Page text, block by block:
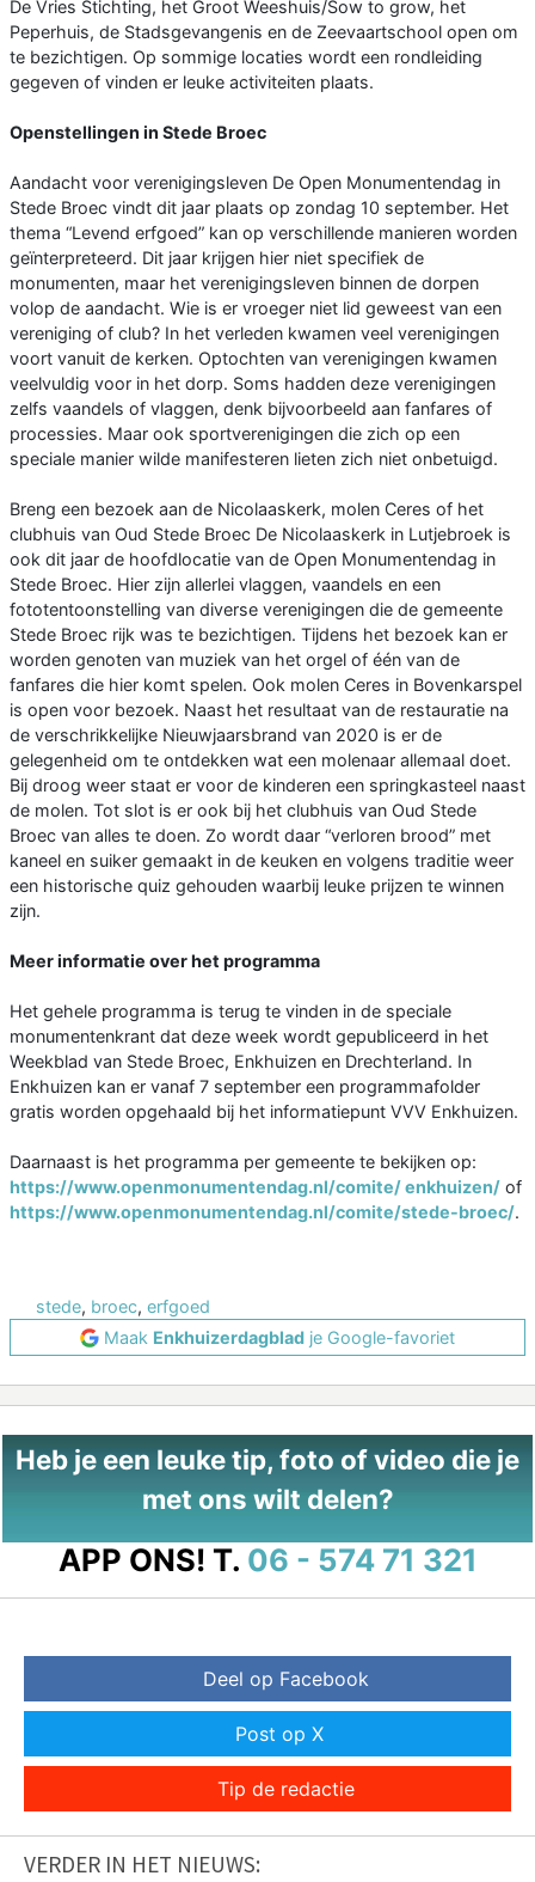
De Vries Stichting, het Groot Weeshuis/Sow to grow, het
Peperhuis, de Stadsgevangenis en de Zeevaartschool open om
te bezichtigen. Op sommige locaties wordt een rondleiding
gegeven of vinden er leuke activiteiten plaats.
Openstellingen in Stede Broec
Aandacht voor verenigingsleven De Open Monumentendag in
Stede Broec vindt dit jaar plaats op zondag 10 september. Het
thema “Levend erfgoed” kan op verschillende manieren worden
geïnterpreteerd. Dit jaar krijgen hier niet specifiek de
monumenten, maar het verenigingsleven binnen de dorpen
volop de aandacht. Wie is er vroeger niet lid geweest van een
vereniging of club? In het verleden kwamen veel verenigingen
voort vanuit de kerken. Optochten van verenigingen kwamen
veelvuldig voor in het dorp. Soms hadden deze verenigingen
zelfs vaandels of vlaggen, denk bijvoorbeeld aan fanfares of
processies. Maar ook sportverenigingen die zich op een
speciale manier wilde manifesteren lieten zich niet onbetuigd.
Breng een bezoek aan de Nicolaaskerk, molen Ceres of het
clubhuis van Oud Stede Broec De Nicolaaskerk in Lutjebroek is
ook dit jaar de hoofdlocatie van de Open Monumentendag in
Stede Broec. Hier zijn allerlei vlaggen, vaandels en een
fototentoonstelling van diverse verenigingen die de gemeente
Stede Broec rijk was te bezichtigen. Tijdens het bezoek kan er
worden genoten van muziek van het orgel of één van de
fanfares die hier komt spelen. Ook molen Ceres in Bovenkarspel
is open voor bezoek. Naast het resultaat van de restauratie na
de verschrikkelijke Nieuwjaarsbrand van 2020 is er de
gelegenheid om te ontdekken wat een molenaar allemaal doet.
Bij droog weer staat er voor de kinderen een springkasteel naast
de molen. Tot slot is er ook bij het clubhuis van Oud Stede
Broec van alles te doen. Zo wordt daar “verloren brood” met
kaneel en suiker gemaakt in de keuken en volgens traditie weer
een historische quiz gehouden waarbij leuke prijzen te winnen
zijn.
Meer informatie over het programma
Het gehele programma is terug te vinden in de speciale
monumentenkrant dat deze week wordt gepubliceerd in het
Weekblad van Stede Broec, Enkhuizen en Drechterland. In
Enkhuizen kan er vanaf 7 september een programmafolder
gratis worden opgehaald bij het informatiepunt VVV Enkhuizen.
Daarnaast is het programma per gemeente te bekijken op:
https://www.openmonumentendag.nl/comite/ enkhuizen/ of
https://www.openmonumentendag.nl/comite/stede-broec/.
stede, broec, erfgoed
Maak Enkhuizerdagblad je Google-favoriet
Heb je een leuke tip, foto of video die je
met ons wilt delen?
APP ONS! T. 06 - 574 71 321
Deel op Facebook
Post op X
Tip de redactie
VERDER IN HET NIEUWS: